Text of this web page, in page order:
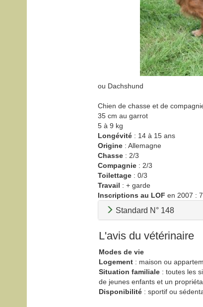
ou Dachshund
Chien de chasse et de
35 cm au garrot
5 à 9 kg
Longévité : 14 à 15 ans
Origine : Allemagne
Chasse : 2/3
Compagnie : 2/3
Toilettage : 0/3
Travail : + garde
Inscriptions au LOF en 2007 :
Standard N° 148
L'avis du vétérinaire
Modes de vie
Logement : maison ou
Situation familiale : toutes les
de jeunes enfants et un
Disponibilité : sportif ou